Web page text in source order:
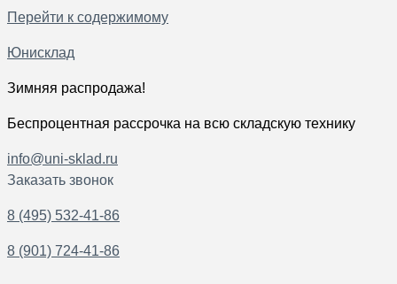
Перейти к содержимому
Юнисклад
Зимняя распродажа!
Беспроцентная рассрочка на всю складскую технику
info@uni-sklad.ru
Заказать звонок
8 (495) 532-41-86
8 (901) 724-41-86